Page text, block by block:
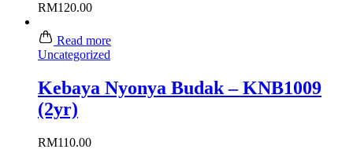
RM120.00
Read more
Uncategorized
Kebaya Nyonya Budak – KNB1009
(2yr)
RM110.00